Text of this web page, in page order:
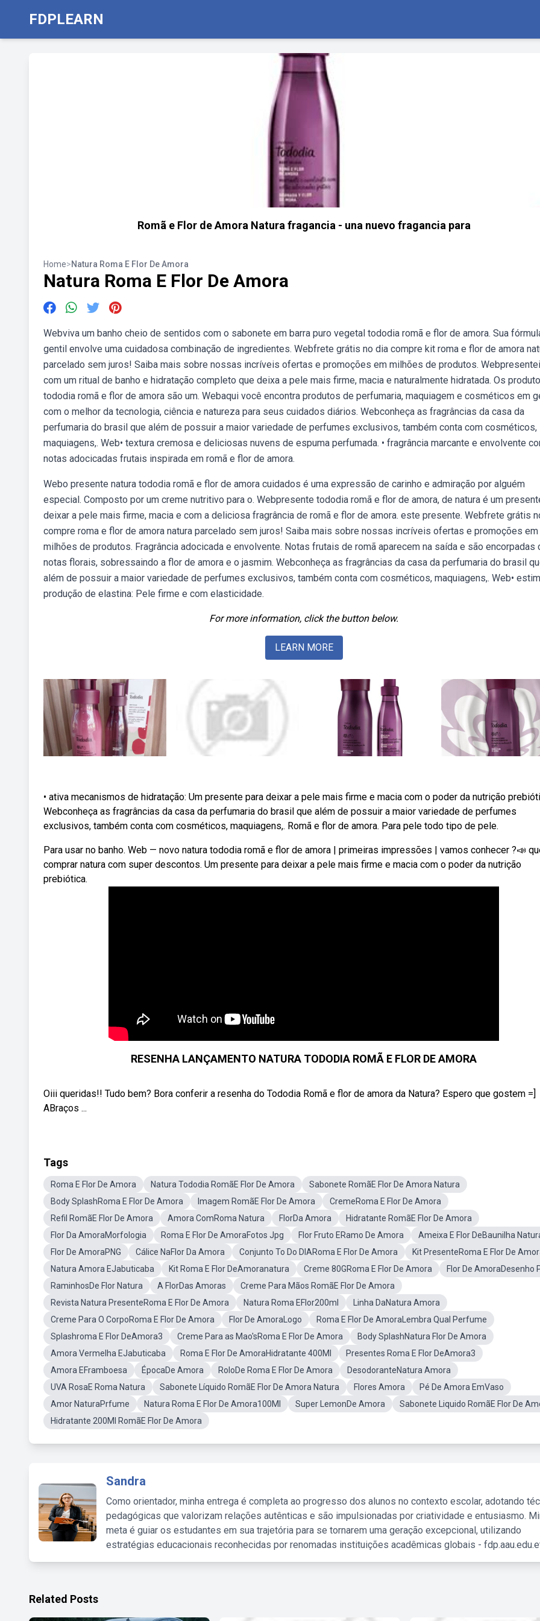
FDPLEARN
Romã e Flor de Amora Natura fragancia - una nuevo fragancia para
Home>Natura Roma E Flor De Amora
Natura Roma E Flor De Amora
Webviva um banho cheio de sentidos com o sabonete em barra puro vegetal tododia romã e flor de amora. Sua
gentil envolve uma cuidadosa combinação de ingredientes. Webfrete grátis no dia compre kit roma e flor de amora
parcelado sem juros! Saiba mais sobre nossas incríveis ofertas e promoções em milhões de produtos.
com um ritual de banho e hidratação completo que deixa a pele mais firme, macia e naturalmente hidratada. Os
tododia romã e flor de amora são um. Webaqui você encontra produtos de perfumaria, maquiagem e cosméticos em
com o melhor da tecnologia, ciência e natureza para seus cuidados diários. Webconheça as fragrâncias da casa da
perfumaria do brasil que além de possuir a maior variedade de perfumes exclusivos, também conta com cosméticos,
maquiagens,. Web• textura cremosa e deliciosas nuvens de espuma perfumada. • fragrância marcante e envolvente
notas adocicadas frutais inspirada em romã e flor de amora.
Webo presente natura tododia romã e flor de amora cuidados é uma expressão de carinho e admiração por alguém
especial. Composto por um creme nutritivo para o. Webpresente tododia romã e flor de amora, de natura é um
deixar a pele mais firme, macia e com a deliciosa fragrância de romã e flor de amora. este presente. Webfrete grátis
compre roma e flor de amora natura parcelado sem juros! Saiba mais sobre nossas incríveis ofertas e promoções em
milhões de produtos. Fragrância adocicada e envolvente. Notas frutais de romã aparecem na saída e são encorpadas
notas florais, sobressaindo a flor de amora e o jasmim. Webconheça as fragrâncias da casa da perfumaria do brasil
além de possuir a maior variedade de perfumes exclusivos, também conta com cosméticos, maquiagens,. Web•
produção de elastina: Pele firme e com elasticidade.
For more information, click the button below.
LEARN MORE
• ativa mecanismos de hidratação: Um presente para deixar a pele mais firme e macia com o poder da nutrição
Webconheça as fragrâncias da casa da perfumaria do brasil que além de possuir a maior variedade de perfumes
exclusivos, também conta com cosméticos, maquiagens,. Romã e flor de amora. Para pele todo tipo de pele.
Para usar no banho. Web — novo natura tododia romã e flor de amora | primeiras impressões | vamos conhecer ?📣
comprar natura com super descontos. Um presente para deixar a pele mais firme e macia com o poder da nutrição
prebiótica.
RESENHA LANÇAMENTO NATURA TODODIA ROMÃ E FLOR DE AMORA
Oiii queridas!! Tudo bem? Bora conferir a resenha do Tododia Romã e flor de amora da Natura? Espero que gostem =]
ABraços ...
Tags
Roma E Flor De Amora Natura Tododia RomãE Flor De Amora
Sabonete RomãE Flor De Amora Natura
Body SplashRoma E Flor De Amora
Imagem RomãE Flor De Amora
CremeRoma E Flor De Amora
Refil RomãE Flor De Amora
Amora ComRoma Natura FlorDa Amora
Hidratante RomãE Flor De Amora
Flor Da AmoraMorfologia
Roma E Flor De AmoraFotos Jpg Flor Fruto ERamo De Amora
Ameixa E Flor DeBaunilha
Flor De AmoraPNG
Cálice NaFlor Da Amora Conjunto To Do DIARoma E Flor De Amora
Kit PresenteRoma E Flor De
Natura Amora EJabuticaba
Kit Roma E Flor DeAmoranatura Creme 80GRoma E Flor De Amora
Flor De AmoraDesenho
RaminhosDe Flor Natura
A FlorDas Amoras
Creme Para Mãos RomãE Flor De Amora
Revista Natura PresenteRoma E Flor De Amora
Natura Roma EFlor200ml
Linha DaNatura Amora
Creme Para O CorpoRoma E Flor De Amora
Flor De AmoraLogo
Roma E Flor De AmoraLembra Qual Perfume
Splashroma E Flor DeAmora3
Creme Para as Mao'sRoma E Flor De Amora
Body SplashNatura Flor De Amora
Amora Vermelha EJabuticaba
Roma E Flor De AmoraHidratante 400Ml
Presentes Roma E Flor DeAmora3
Amora EFramboesa
ÉpocaDe Amora RoloDe Roma E Flor De Amora
DesodoranteNatura Amora
UVA RosaE Roma Natura
Sabonete Líquido RomãE Flor De Amora Natura Flores Amora
Pé De Amora EmVaso
Amor NaturaPrfume
Natura Roma E Flor De Amora100Ml Super LemonDe Amora
Sabonete Liquido RomãE Flor De
Hidratante 200Ml RomãE Flor De Amora
Sandra
Como orientador, minha entrega é completa ao progresso dos alunos no contexto escolar, adotando
pedagógicas que valorizam relações autênticas e são impulsionadas por criatividade e entusiasmo.
meta é guiar os estudantes em sua trajetória para se tornarem uma geração excepcional, utilizando
estratégias educacionais reconhecidas por renomadas instituições acadêmicas globais -
Related Posts